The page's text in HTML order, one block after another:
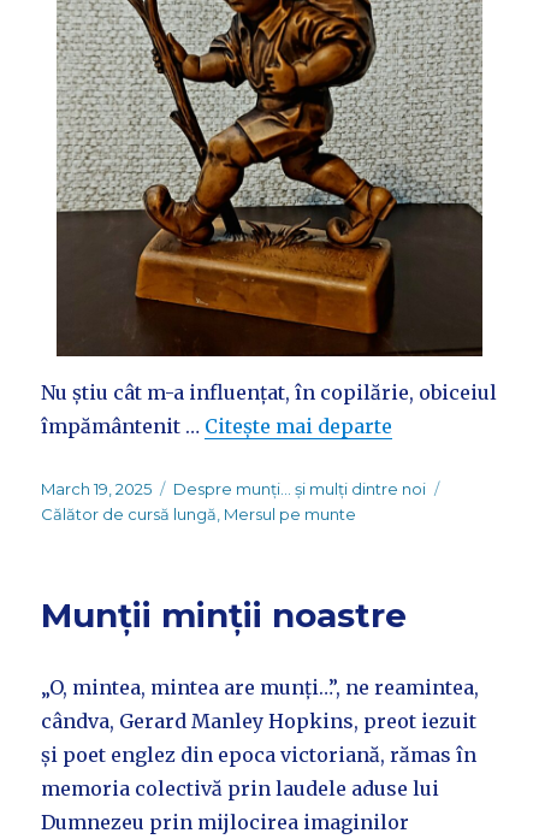
Nu știu cât m-a influențat, în copilărie, obiceiul
împământenit … Citește mai departe
Posted
on
March 19, 2025 Categories
Despre munți... și mulți dintre noi
Călător de cursă lungă Mersul pe munte
Munții minții noastre
„O, mintea, mintea are munți…”, ne reamintea,
cândva, Gerard Manley Hopkins, preot iezuit
și poet englez din epoca victoriană, rămas în
memoria colectivă prin laudele aduse lui
Dumnezeu prin mijlocirea imaginilor